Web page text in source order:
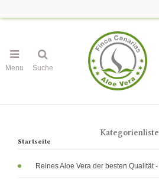
Menu Suche
Kategorienliste
Startseite
Reines Aloe Vera der besten Qualität